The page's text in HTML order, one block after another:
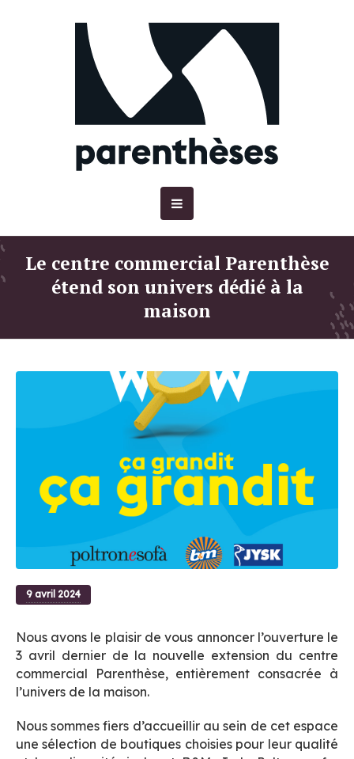
Le centre commercial Parenthèse
étend son univers dédié à la
maison
9 avril 2024
Nous avons le plaisir de vous annoncer l’ouverture le
3 avril dernier de la nouvelle extension du centre
commercial Parenthèse, entièrement consacrée à
l’univers de la maison.
Nous sommes fiers d’accueillir au sein de cet espace
une sélection de boutiques choisies pour leur qualité